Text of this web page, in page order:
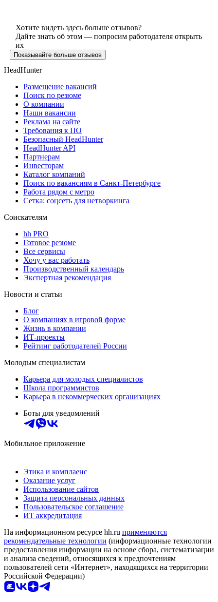
Хотите видеть здесь больше отзывов?
Дайте знать об этом — попросим работодателя открыть
их
Показывайте больше отзывов
HeadHunter
Размещение вакансий
Поиск по резюме
О компании
Наши вакансии
Реклама на сайте
Требования к ПО
Безопасный HeadHunter
HeadHunter API
Партнерам
Инвесторам
Каталог компаний
Поиск по вакансиям в Санкт-Петербурге
Работа рядом с метро
Сетка: соцсеть для нетворкинга
Соискателям
hh PRO
Готовое резюме
Все сервисы
Хочу у вас работать
Производственный календарь
Экспертная рекомендация
Новости и статьи
Блог
О компаниях в игровой форме
Жизнь в компании
ИТ-проекты
Рейтинг работодателей России
Молодым специалистам
Карьера для молодых специалистов
Школа программистов
Карьера в некоммерческих организациях
Боты для уведомлений
Мобильное приложение
Этика и комплаенс
Оказание услуг
Использование сайтов
Защита персональных данных
Пользовательское соглашение
ИТ аккредитация
На информационном ресурсе hh.ru применяются
рекомендательные технологии (информационные технологии
предоставления информации на основе сбора, систематизации
и анализа сведений, относящихся к предпочтениям
пользователей сети «Интернет», находящихся на территории
Российской Федерации)